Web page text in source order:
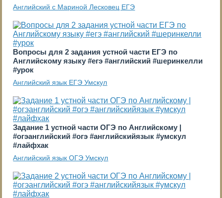
Английский с Мариной Лесковец ЕГЭ
Вопросы для 2 задания устной части ЕГЭ по
Английскому языку #егэ #английский #шеринкелли
#урок
Английский язык ЕГЭ Умскул
Задание 1 устной части ОГЭ по Английскому |
#огэанглийский #огэ #английскийязык #умскул
#лайфхак
Английский язык ОГЭ Умскул